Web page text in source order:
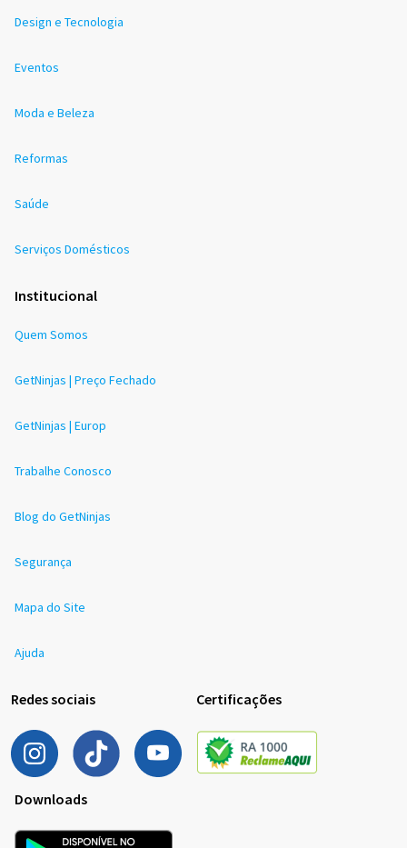
Design e Tecnologia
Eventos
Moda e Beleza
Reformas
Saúde
Serviços Domésticos
Institucional
Quem Somos
GetNinjas | Preço Fechado
GetNinjas | Europ
Trabalhe Conosco
Blog do GetNinjas
Segurança
Mapa do Site
Ajuda
Redes sociais Certificações
Downloads